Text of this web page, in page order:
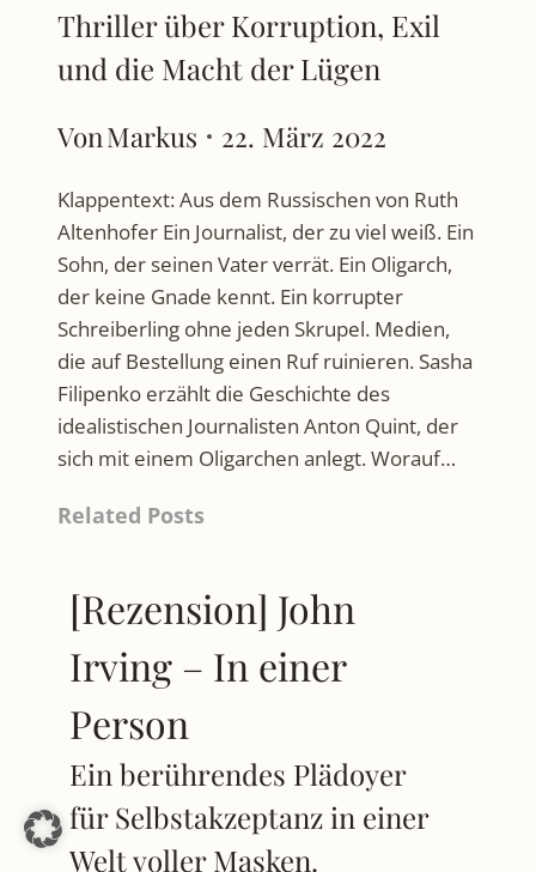
Thriller über Korruption, Exil
und die Macht der Lügen
VonMarkus 22. März 2022
Klappentext: Aus dem Russischen von Ruth
Altenhofer Ein Journalist, der zu viel weiß. Ein
Sohn, der seinen Vater verrät. Ein Oligarch,
der keine Gnade kennt. Ein korrupter
Schreiberling ohne jeden Skrupel. Medien,
die auf Bestellung einen Ruf ruinieren. Sasha
Filipenko erzählt die Geschichte des
idealistischen Journalisten Anton Quint, der
sich mit einem Oligarchen anlegt. Worauf…
Related Posts
[Rezension] John
Irving – In einer
Person
Ein berührendes Plädoyer
für Selbstakzeptanz in einer
Welt voller Masken.